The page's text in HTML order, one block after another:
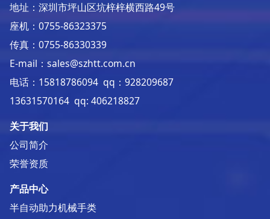
地址：深圳市坪山区坑梓梓横西路49号
座机：0755-86323375
传真：0755-86330339
E-mail：sales@szhtt.com.cn
电话：15818786094 qq：928209687
13631570164 qq: 406218827
关于我们
公司简介
荣誉资质
产品中心
半自动助力机械手类